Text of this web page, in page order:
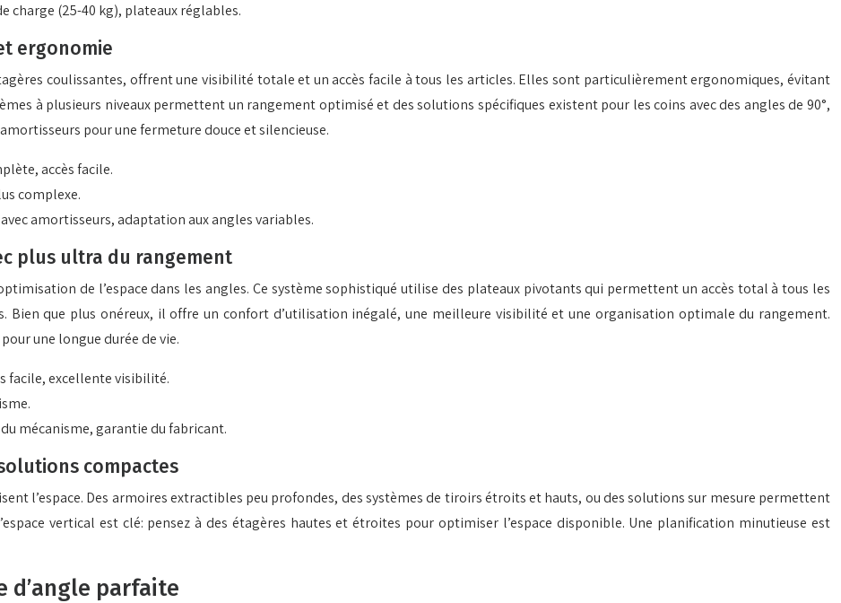
charge (25-40 kg), plateaux réglables.
ergonomie
coulissantes, offrent une visibilité totale et un accès facile à tous les articles. Elles sont particulièrement ergonomiques, évitant
à plusieurs niveaux permettent un rangement optimisé et des solutions spécifiques existent pour les coins avec des angles de 90°,
pour une fermeture douce et silencieuse.
accès facile.
complexe.
amortisseurs, adaptation aux angles variables.
plus ultra du rangement
de l’espace dans les angles. Ce système sophistiqué utilise des plateaux pivotants qui permettent un accès total à tous les
Bien que plus onéreux, il offre un confort d’utilisation inégalé, une meilleure visibilité et une organisation optimale du rangement.
une longue durée de vie.
facile, excellente visibilité.
mécanisme, garantie du fabricant.
compactes
l’espace. Des armoires extractibles peu profondes, des systèmes de tiroirs étroits et hauts, ou des solutions sur mesure permettent
vertical est clé: pensez à des étagères hautes et étroites pour optimiser l’espace disponible. Une planification minutieuse est
d’angle parfaite